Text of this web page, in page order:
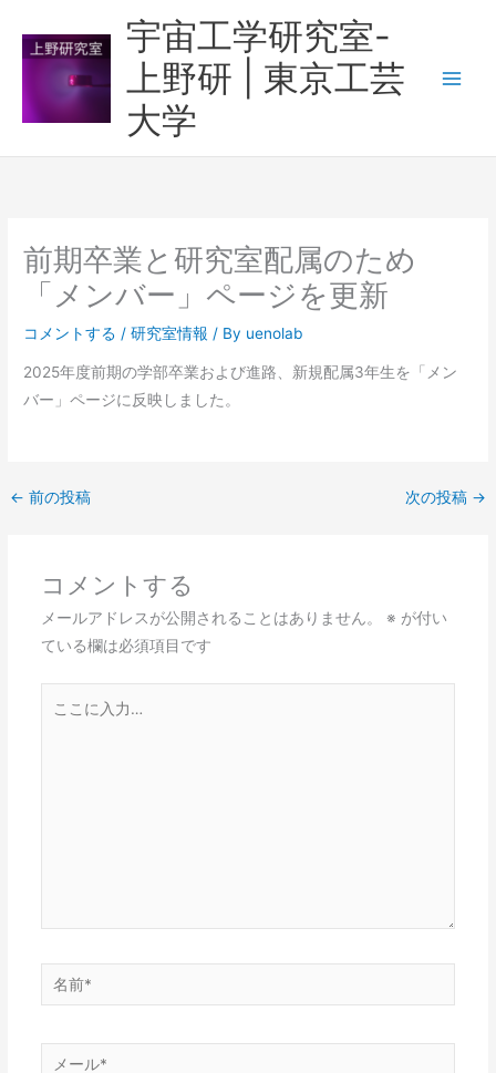
宇宙工学研究室-
上野研 | 東京工芸
大学
前期卒業と研究室配属のため
「メンバー」ページを更新
コメントする /研究室情報 / By uenolab
2025年度前期の学部卒業および進路、新規配属3年生を「メン
バー」ページに反映しました。
← 前の投稿 次の投稿 →
コメントする
メールアドレスが公開されることはありません。 ※ が付い
ている欄は必須項目です
前